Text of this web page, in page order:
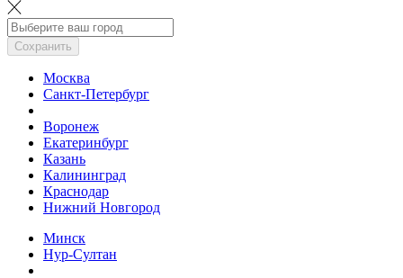
Сохранить
Москва
Санкт-Петербург
Воронеж
Екатеринбург
Казань
Калининград
Краснодар
Нижний Новгород
Минск
Нур-Султан